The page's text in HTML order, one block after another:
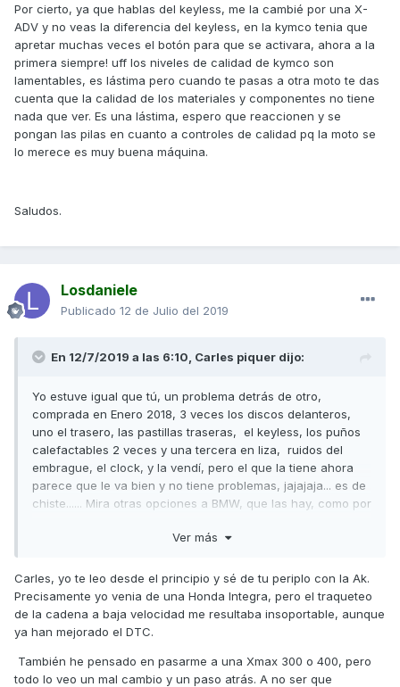
Por cierto, ya que hablas del keyless, me la cambié por una X-
ADV y no veas la diferencia del keyless, en la kymco tenia que
apretar muchas veces el botón para que se activara, ahora a la
primera siempre! uff los niveles de calidad de kymco son
lamentables, es lástima pero cuando te pasas a otra moto te das
cuenta que la calidad de los materiales y componentes no tiene
nada que ver. Es una lástima, espero que reaccionen y se
pongan las pilas en cuanto a controles de calidad pq la moto se
lo merece es muy buena máquina.
Saludos.
Losdaniele
Publicado 12 de Julio del 2019
En 12/7/2019 a las 6:10, Carles piquer dijo:
Yo estuve igual que tú, un problema detrás de otro,
comprada en Enero 2018, 3 veces los discos delanteros,
uno el trasero, las pastillas traseras, el keyless, los puños
calefactables 2 veces y una tercera en liza, ruidos del
embrague, el clock, y la vendí, pero el que la tiene ahora
parece que le va bien y no tiene problemas, jajajaja... es de
chiste...... Mira otras opciones a BMW, que las hay, como por
estilo, me he pillado nueva una NC750X DCT y es una
excitante. BMW la descarté por el mantenimiento y lo caro
de los recambios (eso si la C650GT)
Suerte y piénsalo bien antes de tomar la decisión.
Ver más
Carles, yo te leo desde el principio y sé de tu periplo con la Ak.
Precisamente yo venia de una Honda Integra, pero el traqueteo
de la cadena a baja velocidad me resultaba insoportable, aunque
ya han mejorado el DTC.
También he pensado en pasarme a una Xmax 300 o 400, pero
todo lo veo un mal cambio y un paso atrás. A no ser que